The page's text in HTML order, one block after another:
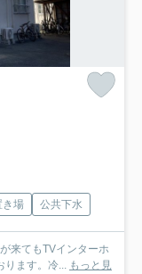
き場 公共下水
来てもTVインターホ
ります。冷... もっと見